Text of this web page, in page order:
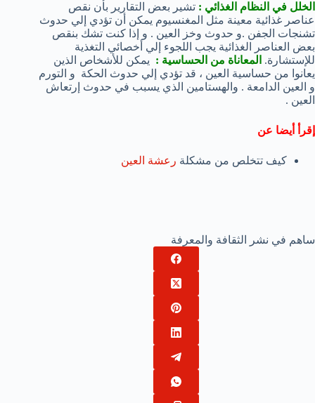
الخلل في النظام الغذائي : تشير بعض التقارير بأن نقص
عناصر غذائية معينة مثل المغنسيوم يمكن أن تؤدي إلي حدوث
تشنجات الجفن .و حدوث وخز العين . و إذا كنت تشك بنقص
بعض العناصر الغذائية يجب اللجوء إلي أخصائي التغذية
للإستشارة. المعاناة من الحساسية : يمكن للأشخاص الذين
يعانوا من حساسية العين ، قد تؤدي إلي حدوث الحكة و التورم
و العين الدامعة . والهستامين الذي يسبب في حدوث إرتعاش
العين .
إقرأ أيضا عن
كيف تتخلص من مشكلة رعشة العين
ساهم في نشر الثقافة والمعرفة